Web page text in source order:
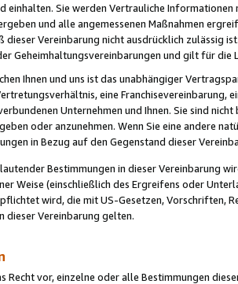
einhalten. Sie werden Vertrauliche
und alle angemessenen Maßnahmen
dieser Vereinbarung nicht ausdrücklich zulässig
Geheimhaltungsvereinbarungen und gilt für die
Ihnen und uns ist das unabhängiger
eine Franchisevereinbarung,
Unternehmen und Ihnen. Sie sind
oder anzunehmen. Wenn Sie eine andere
in Bezug auf den Gegenstand dieser
Bestimmungen in dieser Vereinbarung
Weise (einschließlich des Ergreifens oder
wird, die mit US-Gesetzen, Vorschriften,
dieser Vereinbarung gelten.
Recht vor, einzelne oder alle Bestimmungen